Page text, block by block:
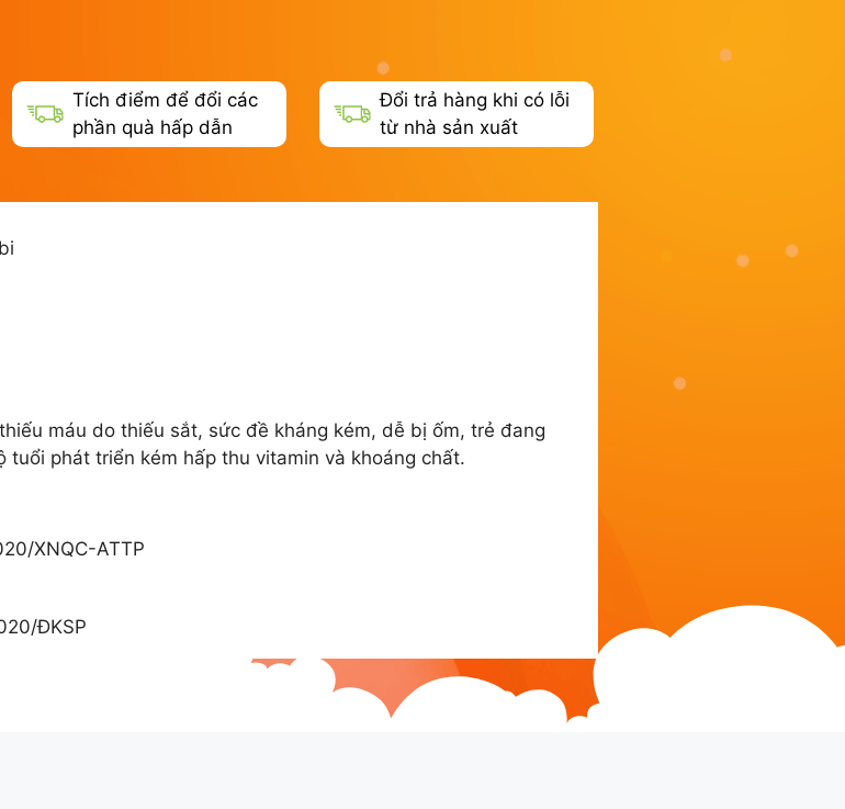
Tích điểm để đổi các
phần quà hấp dẫn
Đổi trả hàng khi có lỗi
từ nhà sản xuất
máu do thiếu sắt, sức đề kháng kém, dễ bị ốm, trẻ đang
tuổi phát triển kém hấp thu vitamin và khoáng chất.
XNQC-ATTP
ĐKSP